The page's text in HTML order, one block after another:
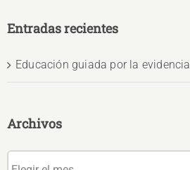
Entradas recientes
Educación guiada por la evidencia
Archivos